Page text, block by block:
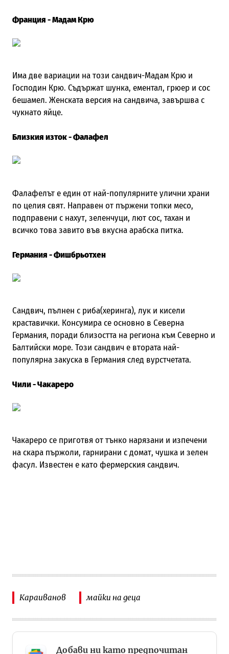
Франция - Мадам Крю
Има две вариации на този сандвич-Мадам Крю и
Господин Крю. Съдържат шунка, ементал, грюер и сос
бешамел. Женската версия на сандвича, завършва с
чукнато яйце.
Близкия изток - Фалафел
Фалафелът е един от най-популярните улични храни
по целия свят. Направен от пържени топки месо,
подправени с нахут, зеленчуци, лют сос, тахан и
всичко това завито във вкусна арабска питка.
Германия - Фишбрьотхен
Сандвич, пълнен с риба(херинга), лук и кисели
краставички. Консумира се основно в Северна
Германия, поради близостта на региона към Северно и
Балтийски море. Този сандвич е втората най-
популярна закуска в Германия след вурстчетата.
Чили - Чакареро
Чакареро се приготвя от тънко нарязани и изпечени
на скара пържоли, гарнирани с домат, чушка и зелен
фасул. Известен е като фермерския сандвич.
Караиванов майки на деца
Добави ни като предпочитан